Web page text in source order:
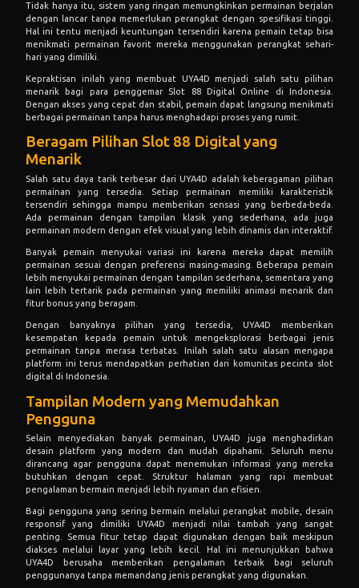
Tidak hanya itu, sistem yang ringan memungkinkan permainan berjalan
dengan lancar tanpa memerlukan perangkat dengan spesifikasi tinggi.
Hal ini tentu menjadi keuntungan tersendiri karena pemain tetap bisa
menikmati permainan favorit mereka menggunakan perangkat sehari-
hari yang dimiliki.
Kepraktisan inilah yang membuat UYA4D menjadi salah satu pilihan
menarik bagi para penggemar Slot 88 Digital Online di Indonesia.
Dengan akses yang cepat dan stabil, pemain dapat langsung menikmati
berbagai permainan tanpa harus menghadapi proses yang rumit.
Beragam Pilihan Slot 88 Digital yang
Menarik
Salah satu daya tarik terbesar dari UYA4D adalah keberagaman pilihan
permainan yang tersedia. Setiap permainan memiliki karakteristik
tersendiri sehingga mampu memberikan sensasi yang berbeda-beda.
Ada permainan dengan tampilan klasik yang sederhana, ada juga
permainan modern dengan efek visual yang lebih dinamis dan interaktif.
Banyak pemain menyukai variasi ini karena mereka dapat memilih
permainan sesuai dengan preferensi masing-masing. Beberapa pemain
lebih menyukai permainan dengan tampilan sederhana, sementara yang
lain lebih tertarik pada permainan yang memiliki animasi menarik dan
fitur bonus yang beragam.
Dengan banyaknya pilihan yang tersedia, UYA4D memberikan
kesempatan kepada pemain untuk mengeksplorasi berbagai jenis
permainan tanpa merasa terbatas. Inilah salah satu alasan mengapa
platform ini terus mendapatkan perhatian dari komunitas pecinta slot
digital di Indonesia.
Tampilan Modern yang Memudahkan
Pengguna
Selain menyediakan banyak permainan, UYA4D juga menghadirkan
desain platform yang modern dan mudah dipahami. Seluruh menu
dirancang agar pengguna dapat menemukan informasi yang mereka
butuhkan dengan cepat. Struktur halaman yang rapi membuat
pengalaman bermain menjadi lebih nyaman dan efisien.
Bagi pengguna yang sering bermain melalui perangkat mobile, desain
responsif yang dimiliki UYA4D menjadi nilai tambah yang sangat
penting. Semua fitur tetap dapat digunakan dengan baik meskipun
diakses melalui layar yang lebih kecil. Hal ini menunjukkan bahwa
UYA4D berusaha memberikan pengalaman terbaik bagi seluruh
penggunanya tanpa memandang jenis perangkat yang digunakan.